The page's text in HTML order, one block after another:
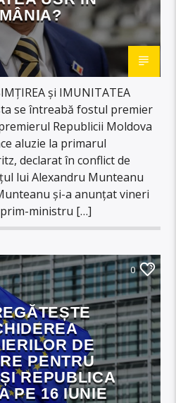
și IMUNITATEA
se întreabă fostul premier
Republicii Moldova
aluzie la primarul
declarat în conflict de
lui Alexandru Munteanu
şi-a anunţat vineri
ministru […]
0
DE
PENTRU
REPUBLICA
PE 16 IUNIE